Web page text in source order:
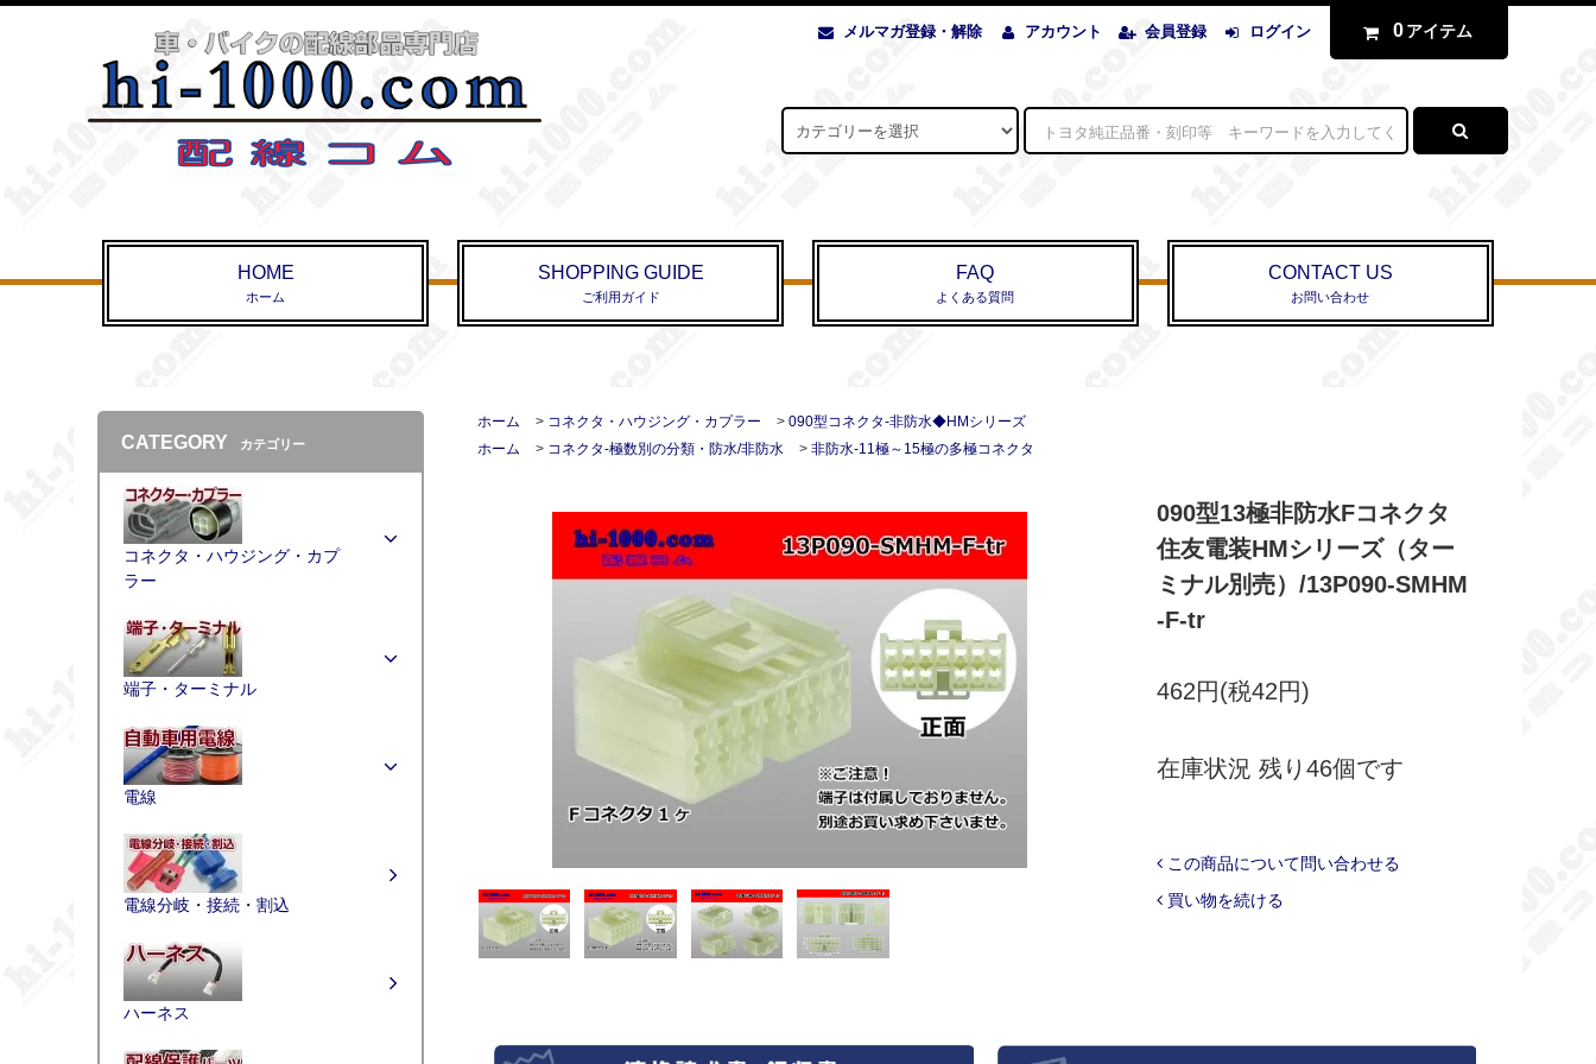
メルマガ登録・解除 アカウント 会員登録 ログイン 0 アイテム
HOME
ホーム
SHOPPING GUIDE
ご利用ガイド
FAQ
よくある質問
CONTACT US
お問い合わせ
ホーム > コネクタ・ハウジング・カプラー > 090型コネクタ-非防水◆HMシリーズ
ホーム
> コネクタ-極数別の分類・防水/非防水 > 非防水-11極～15極の多極コネクタ
090型13極非防水Fコネクタ
住友電装HMシリーズ（ター
ミナル別売）/13P090-SMHM
-F-tr
462円(税42円)
在庫状況 残り46個です
この商品について問い合わせる
買い物を続ける
CATEGORY カテゴリー
コネクタ・ハウジング・カプ
ラー
端子・ターミナル
電線
電線分岐・接続・割込
ハーネス